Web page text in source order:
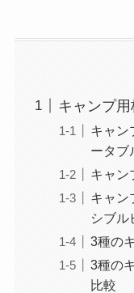
キャンプ用
キャン
ータブ
キャン
キャン
シブル
3種の
3種の
比較